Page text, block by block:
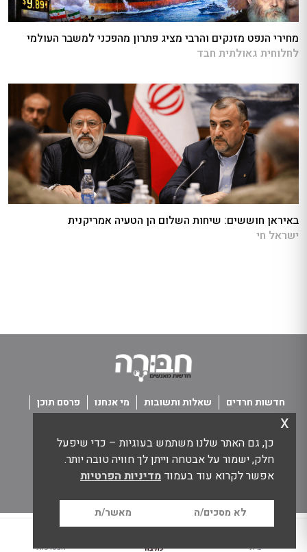
כן, גם האתר שלנו משתמש בעוגיות – כדי שיפעל
חלק, ישמור על אבטחה וייתן לך חוויה טובה יותר.
אפשר לקרוא עוד בעמוד מדיניות הפרטיות
לא מסכים/ה מאשר/ת
x
מחירי הנפט מזנקים והרבי מציג פתרון מהפכני למשבר העולמי
לחלוחית גאולתית חבד
באיראן חוששים: שיחות השלום הן הטעיה אמריקנית
ישראל חי
בית כתיבה הצטרפות
חדשות חרדים שאלות ותשובות מי אנחנו
פרסם תוכן
כל הזכויות שמורות חבורה - חדשות מאנשים